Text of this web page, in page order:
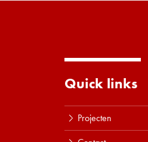
Quick links
Projecten